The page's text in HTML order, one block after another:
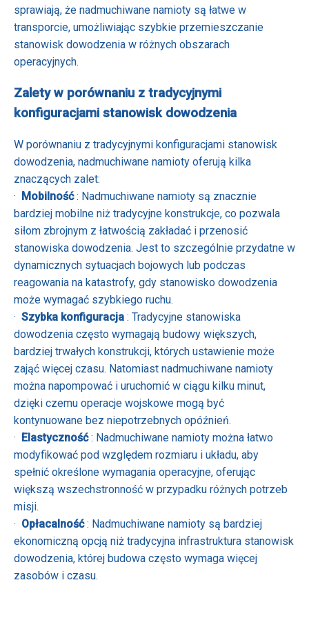
sprawiają, że nadmuchiwane namioty są łatwe w
transporcie, umożliwiając szybkie przemieszczanie
stanowisk dowodzenia w różnych obszarach
operacyjnych.
Zalety w porównaniu z tradycyjnymi
konfiguracjami stanowisk dowodzenia
W porównaniu z tradycyjnymi konfiguracjami stanowisk
dowodzenia, nadmuchiwane namioty oferują kilka
znaczących zalet:
·
Mobilność: Nadmuchiwane namioty są znacznie
bardziej mobilne niż tradycyjne konstrukcje, co pozwala
siłom zbrojnym z łatwością zakładać i przenosić
stanowiska dowodzenia. Jest to szczególnie przydatne w
dynamicznych sytuacjach bojowych lub podczas
reagowania na katastrofy, gdy stanowisko dowodzenia
może wymagać szybkiego ruchu.
· Szybka konfiguracja : Tradycyjne stanowiska
dowodzenia często wymagają budowy większych,
bardziej trwałych konstrukcji, których ustawienie może
zająć więcej czasu. Natomiast nadmuchiwane namioty
można napompować i uruchomić w ciągu kilku minut,
dzięki czemu operacje wojskowe mogą być
kontynuowane bez niepotrzebnych opóźnień.
·
Elastyczność: Nadmuchiwane namioty można łatwo
modyfikować pod względem rozmiaru i układu, aby
spełnić określone wymagania operacyjne, oferując
większą wszechstronność w przypadku różnych potrzeb
misji.
· Opłacalność: Nadmuchiwane namioty są bardziej
ekonomiczną opcją niż tradycyjna infrastruktura stanowisk
dowodzenia, której budowa często wymaga więcej
zasobów i czasu.